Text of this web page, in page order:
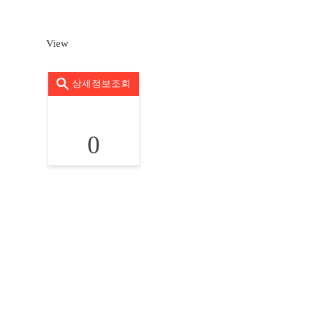
View
상세정보조회
0